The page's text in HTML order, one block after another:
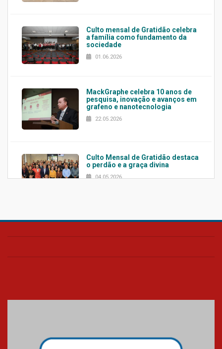
Culto mensal de Gratidão celebra
a família como fundamento da
sociedade
01.06.2026
MackGraphe celebra 10 anos de
pesquisa, inovação e avanços em
grafeno e nanotecnologia
22.05.2026
Culto Mensal de Gratidão destaca
o perdão e a graça divina
04.05.2026
Confira como foi o culto mensal